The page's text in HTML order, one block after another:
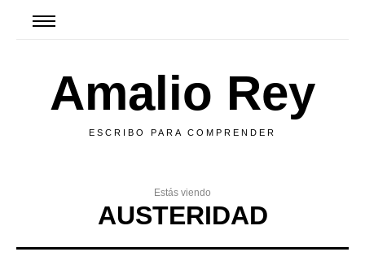
Amalio Rey
ESCRIBO PARA COMPRENDER
Estás viendo
AUSTERIDAD